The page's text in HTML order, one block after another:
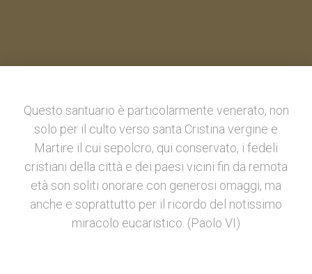
Questo santuario è particolarmente venerato, non
solo per il culto verso santa Cristina vergine e
Martire il cui sepolcro, qui conservato, i fedeli
cristiani della città e dei paesi vicini fin da remota
età son soliti onorare con generosi omaggi, ma
anche e soprattutto per il ricordo del notissimo
miracolo eucaristico. (Paolo VI)